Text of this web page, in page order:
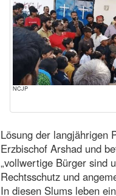
NCJP
Lösung der langjährigen
Erzbischof Arshad und
„vollwertige Bürger sind
Rechtsschutz und
In diesen Slums leben